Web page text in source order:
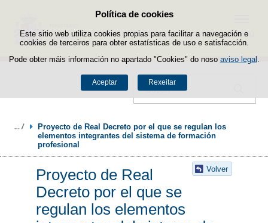
Política de cookies
Este sitio web utiliza cookies propias para facilitar a navegación e
cookies de terceiros para obter estatísticas de uso e satisfacción.
Pode obter máis información no apartado "Cookies" do noso aviso legal
Aceptar Rexeitar
Saltar ao contido
Buscador
Menú
Proyecto de Real Decreto por el que se regulan los
elementos integrantes del sistema de formación
profesional
Volver
Proyecto de Real
Decreto por el que se
regulan los elementos